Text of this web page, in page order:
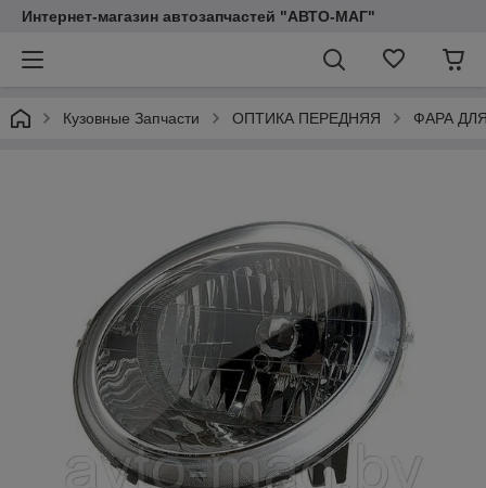
Интернет-магазин автозапчастей "АВТО-МАГ"
Кузовные Запчасти ОПТИКА ПЕРЕДНЯЯ ФАРА